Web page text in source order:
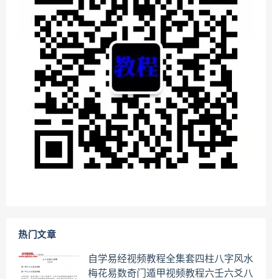
热门文章
自学易经视频教程全集套四柱八字风水
梅花易数奇门遁甲视频教程六壬六爻八